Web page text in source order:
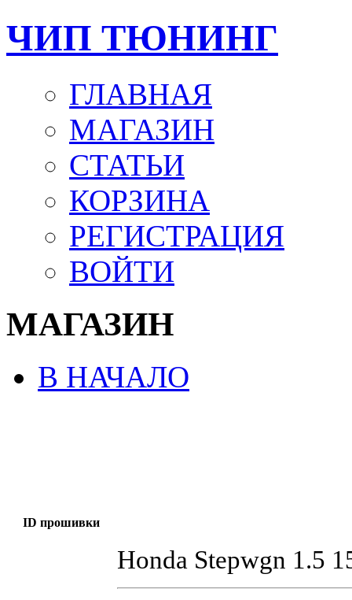
ЧИП ТЮНИНГ
ГЛАВНАЯ
МАГАЗИН
СТАТЬИ
КОРЗИНА
РЕГИСТРАЦИЯ
ВОЙТИ
МАГАЗИН
В НАЧАЛО
ID прошивки
Honda Stepwgn 1.5